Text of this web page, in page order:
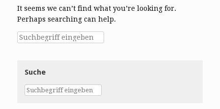
It seems we can’t find what you’re looking for.
Perhaps searching can help.
Suche